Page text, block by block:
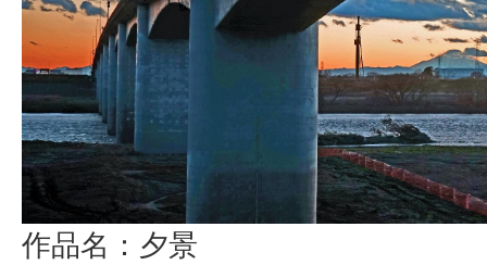
作品名：夕景